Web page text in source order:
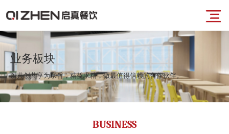
导
航
菜
首
页
业
业务板块
以共创共享为宗旨，精益求精，做最值得信赖的合作伙伴。
BUSINESS